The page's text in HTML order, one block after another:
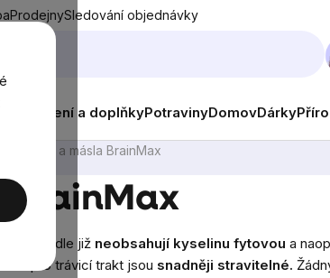
ProdejnySledování objednávky
Oblečení a doplňkyPotravinyDomovDárky
krémy a másla BrainMax
BrainMax
mandle již neobsahují kyselinu fytovou a
a pro trávicí trakt jsou snadněji stravitelné.